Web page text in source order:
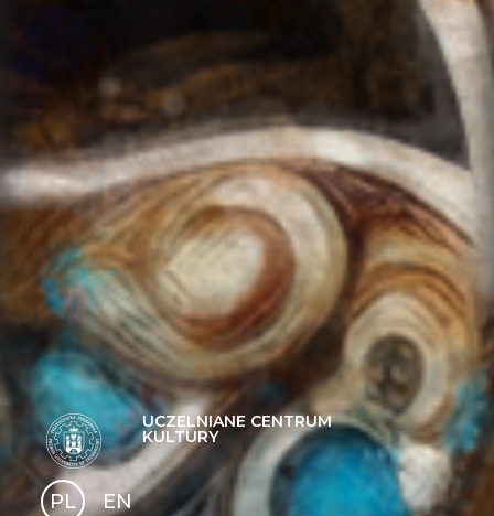
UCZELNIANE CENTRUM
KULTURY
PL
EN